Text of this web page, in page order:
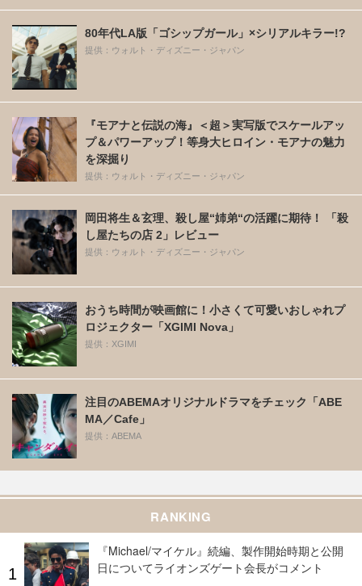
80年代LA版「ゴシップガール」×シリアルキラー!?
提供：ウォルト・ディズニー・ジャパン
『モアナと伝説の海』＜超＞実写版でスケールアッ
プ＆パワーアップ！等身大ヒロイン・モアナの魅力
を深掘り
提供：ウォルト・ディズニー・ジャパン
岡田将生＆玄理、殺し屋“姉弟“の活躍に期待！ 「殺
し屋たちの店 2」レビュー
提供：ウォルト・ディズニー・ジャパン
おうち時間が映画館に！小さくて可愛いおしゃれプ
ロジェクター「XGIMI Nova」
提供：XGIMI
注目のABEMAオリジナルドラマをチェック「ABE
MA／Cafe」
提供：ABEMA
RANKING
『Michael/マイケル』続編、製作開始時期と公開
日についてライオンズゲート会長がコメント